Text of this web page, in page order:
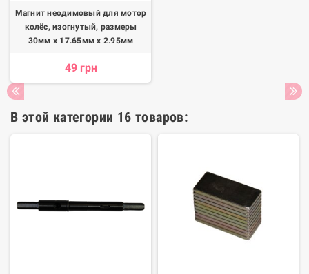
Магнит неодимовый для мотор
колёс, изогнутый, размеры
30мм х 17.65мм х 2.95мм
49 грн
В этой категории 16 товаров: